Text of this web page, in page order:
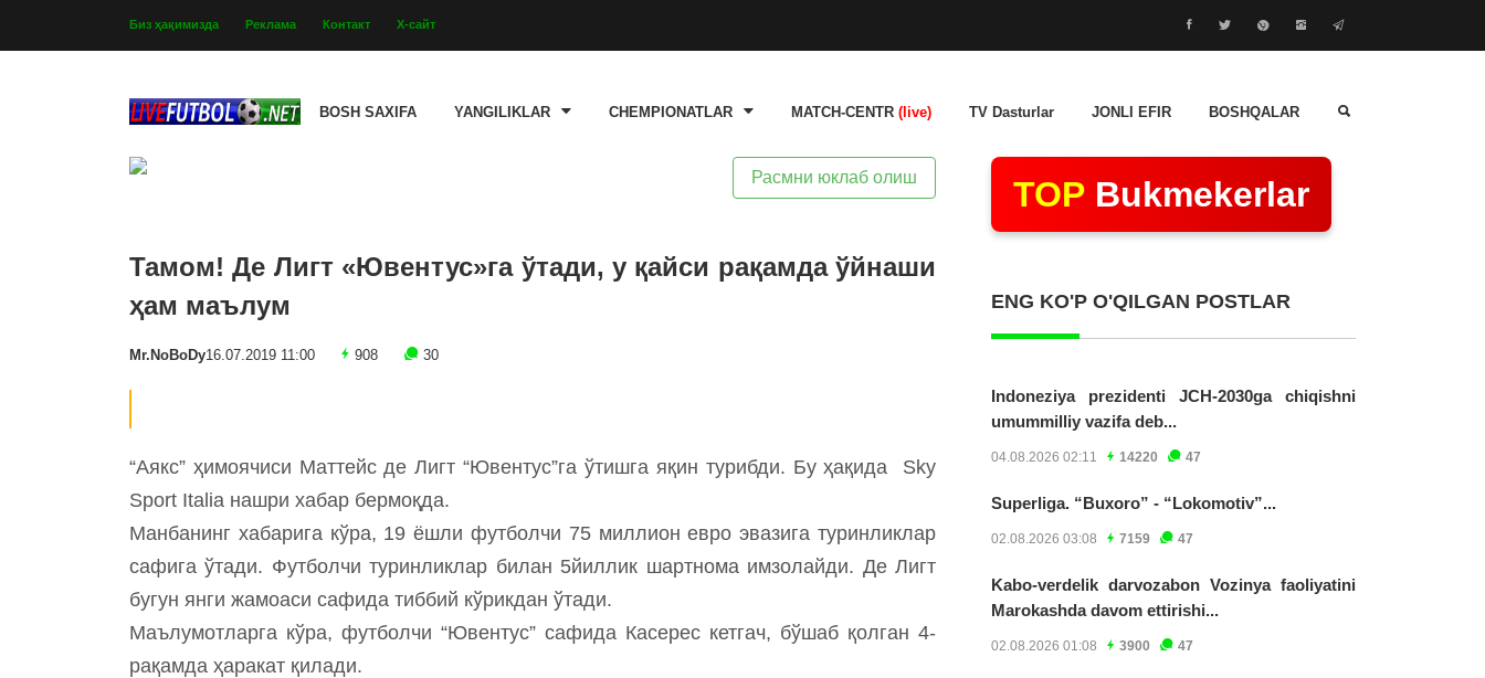
Биз ҳақимизда Реклама Контакт Х-сайт
BOSH SAXIFA YANGILIKLAR CHEMPIONATLAR MATCH-CENTR (live) TV Dasturlar JONLI EFIR BOSHQALAR
Расмни юклаб олиш
Тамом! Де Лигт «Ювентус»га ўтади, у қайси рақамда ўйнаши
ҳам маълум
Mr.NoBoDy16.07.2019 11:00 908 30
“Аякс” ҳимоячиси Маттейс де Лигт “Ювентус”га ўтишга яқин турибди. Бу ҳақида Sky
Sport Italia нашри хабар бермоқда.
Манбанинг хабарига кўра, 19 ёшли футболчи 75 миллион евро эвазига туринликлар
сафига ўтади. Футболчи туринликлар билан 5йиллик шартнома имзолайди. Де Лигт
бугун янги жамоаси сафида тиббий кўрикдан ўтади.
Маълумотларга кўра, футболчи “Ювентус” сафида Касерес кетгач, бўшаб қолган 4-
рақамда ҳаракат қилади.
TOP Bukmekerlar
ENG KO'P O'QILGAN POSTLAR
Indoneziya prezidenti JCH-2030ga chiqishni
umummilliy vazifa deb...
04.08.2026 02:11 14220 47
Superliga. “Buxoro” - “Lokomotiv”...
02.08.2026 03:08 7159 47
Kabo-verdelik darvozabon Vozinya faoliyatini
Marokashda davom ettirishi...
02.08.2026 01:08 3900 47